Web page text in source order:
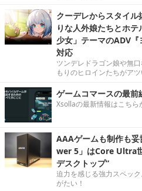
クーデレからスタイ
りな人外娘たちとホ
少女」テーマのADV
対応
ツンデレドラゴン娘や無
もりのヒロインたちがアツ
ゲームコマースの最
Xsollaの最新情報はこちら
AAAゲームも制作も
wer 5」はCore Ultra
デスクトップ”
迫力を感じる強力スペッ
がたい！